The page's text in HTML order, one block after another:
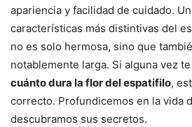
apariencia y facilidad de cuidado.
características más distintivas del
no es solo hermosa, sino que
notablemente larga. Si alguna vez
cuánto dura la flor del espatifilo,
correcto. Profundicemos en la vida
descubramos sus secretos.